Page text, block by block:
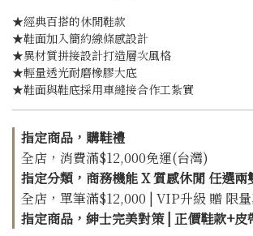
★經典百搭的休閒鞋款
★鞋面加入簡約線條感設計
★異材質拼接設計打造層次風格
★輕量透光耐磨橡膠大底
★鞋面與鞋底採用車縫接合作工紮實
指定商品，購鞋禮
全店，消費滿$12,000免運(台灣)
指定分類，商務機能 X 質感休閒 任選兩
全店，單筆滿$12,000 | VIP升級 贈 限
指定商品，紳士完美對策 | 正價鞋款+皮